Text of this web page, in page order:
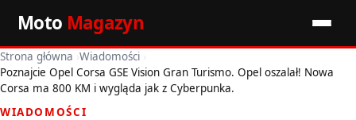
Moto Magazyn
Start
Wiadomości
Strona główna ›Wiadomości ›
Poznajcie Opel Corsa GSE Vision Gran Turismo. Opel oszalał! Nowa
Corsa ma 800 KM i wygląda jak z Cyberpunka.
WIADOMOŚCI